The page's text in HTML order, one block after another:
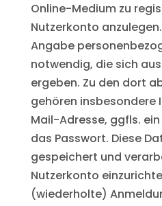
Online-Medium zu
Nutzerkonto
Angabe
notwendig, die sich
ergeben. Zu den dort
gehören insbesondere
Mail-Adresse, ggfls.
das Passwort. Diese
gespeichert und
Nutzerkonto
(wiederholte)